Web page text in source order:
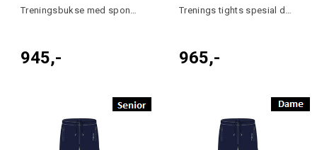
Treningsbukse med sponsorlogoer Junior
945,-
Trenings tights spesial design
965,-